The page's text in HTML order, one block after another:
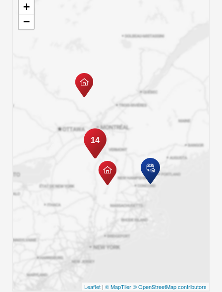
14
+
−
Leaflet | © MapTiler© OpenStreetMap contributors